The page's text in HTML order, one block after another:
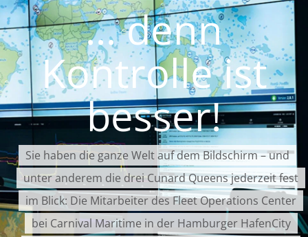
... denn
Kontrolle ist
besser!
Sie haben die ganze Welt auf dem Bildschirm – und
unter anderem die drei Cunard Queens jederzeit fest
im Blick: Die Mitarbeiter des Fleet Operations Center
bei Carnival Maritime in der Hamburger HafenCity